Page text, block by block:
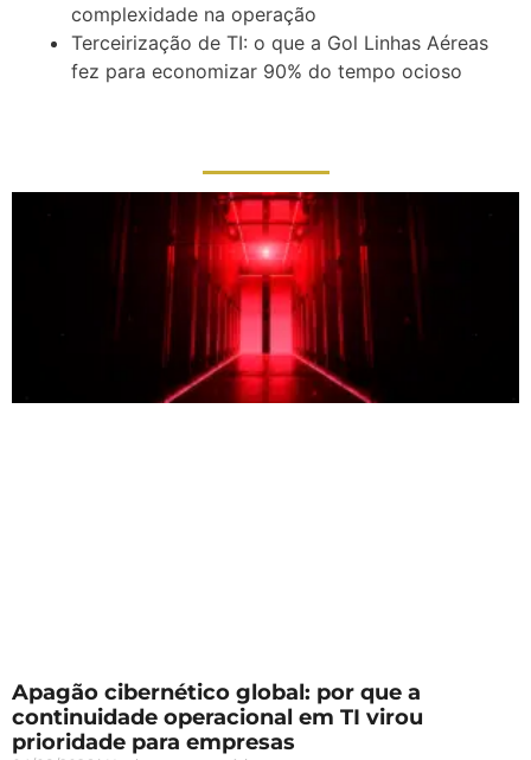
complexidade na operação
Terceirização de TI: o que a Gol Linhas Aéreas
fez para economizar 90% do tempo ocioso
Apagão cibernético global: por que a
continuidade operacional em TI virou
prioridade para empresas